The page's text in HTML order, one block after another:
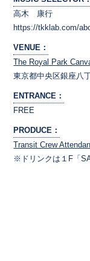
高木 康行
https://tkklab.com/
VENUE：
The Royal Park
東京都中央区銀座八
ENTRANCE：
FREE
PRODUCE：
Transit Crew
※ドリンクは１F「